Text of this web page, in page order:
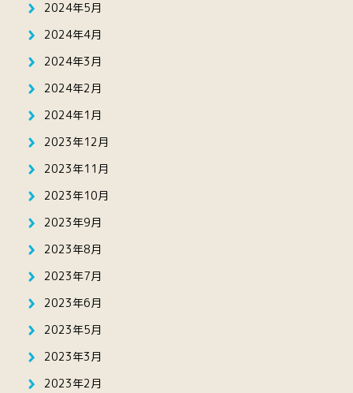
2024年5月
2024年4月
2024年3月
2024年2月
2024年1月
2023年12月
2023年11月
2023年10月
2023年9月
2023年8月
2023年7月
2023年6月
2023年5月
2023年3月
2023年2月